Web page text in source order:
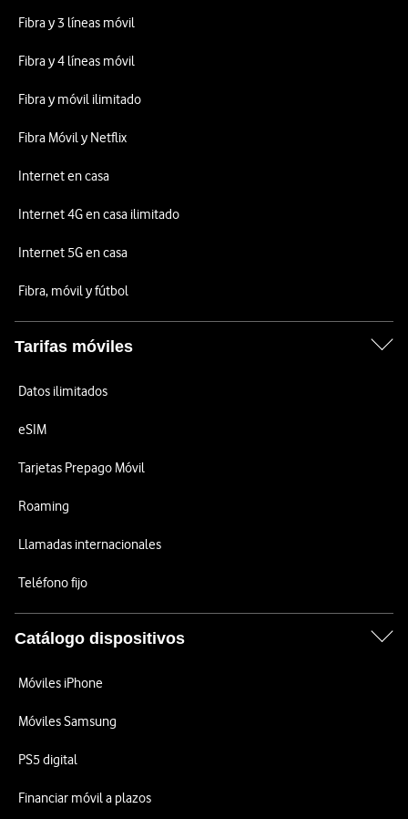
Fibra y 3 líneas móvil
Fibra y 4 líneas móvil
Fibra y móvil ilimitado
Fibra Móvil y Netflix
Internet en casa
Internet 4G en casa ilimitado
Internet 5G en casa
Fibra, móvil y fútbol
Tarifas móviles
Datos ilimitados
eSIM
Tarjetas Prepago Móvil
Roaming
Llamadas internacionales
Teléfono fijo
Catálogo dispositivos
Móviles iPhone
Móviles Samsung
PS5 digital
Financiar móvil a plazos